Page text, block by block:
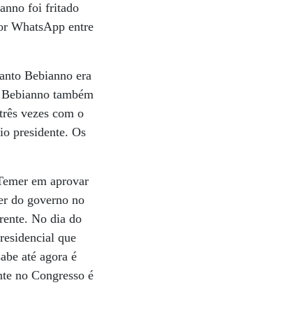
foi fritado
WhatsApp entre
Bebianno era
também
vezes com o
presidente. Os
em aprovar
do governo no
No dia do
que
até agora é
no Congresso é